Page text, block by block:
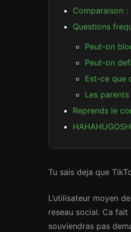
Comparaison
Questions
Peut-on
Peut-on
Est-ce que
Les
Reprends le
Tu sais deja que
L’utilisateur moyen
reseau social. Ca
souviendras pas